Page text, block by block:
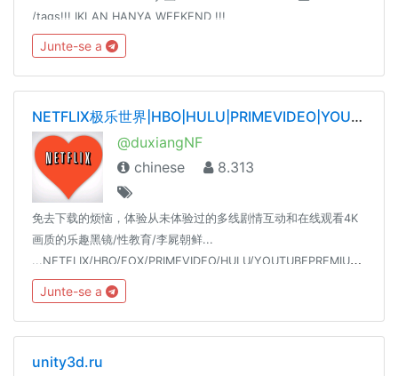
/tags!!! IKLAN HANYA WEEKEND !!!
Jul 20, 2016
Junte-se a
NETFLIX极乐世界|HBO|HULU|PRIMEVIDEO|YOUTUBE|SPOTIFY|TIDAL|QOBUZ——唯一官网dxnf.xyz
@duxiangNF
chinese
8.313
免去下载的烦恼，体验从未体验过的多线剧情互动和在线观看4K
画质的乐趣黑镜/性教育/李屍朝鲜...
...NETFLIX/HBO/FOX/PRIMEVIDEO/HULU/YOUTUBEPREMIUM/SPOTIFY/18+
Junte-se a
unity3d.ru